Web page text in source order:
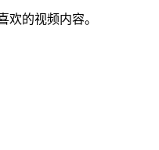
的视频内容。